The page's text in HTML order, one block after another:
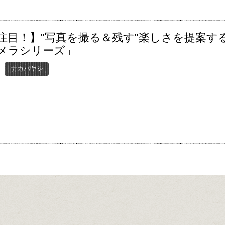
目！】"写真を撮る＆残す"楽しさを提案す
ラシリーズ」
ナカバヤシ